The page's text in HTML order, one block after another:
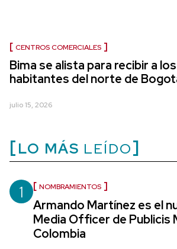
CENTROS COMERCIALES
Bima se alista para recibir a
habitantes del norte de
julio 15, 2026
LO MÁS LEÍDO
1 NOMBRAMIENTOS
Armando Martínez es el
Media Officer de Publicis
Colombia